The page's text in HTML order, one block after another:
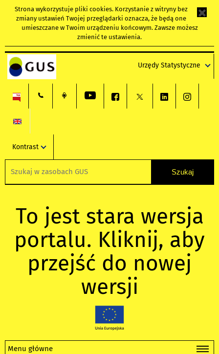
Strona wykorzystuje pliki cookies. Korzystanie z witryny bez
zmiany ustawień Twojej przeglądarki oznacza, że będą one
umieszczane w Twoim urządzeniu końcowym. Zawsze możesz
zmienić te ustawienia.
Urzędy Statystyczne
Kontrast
To jest stara wersja
portalu. Kliknij, aby
przejść do nowej
wersji
Menu główne